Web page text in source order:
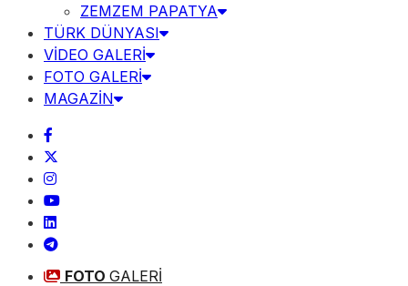
ZEMZEM PAPATYA
TÜRK DÜNYASI
VİDEO GALERİ
FOTO GALERİ
MAGAZİN
FOTO GALERİ